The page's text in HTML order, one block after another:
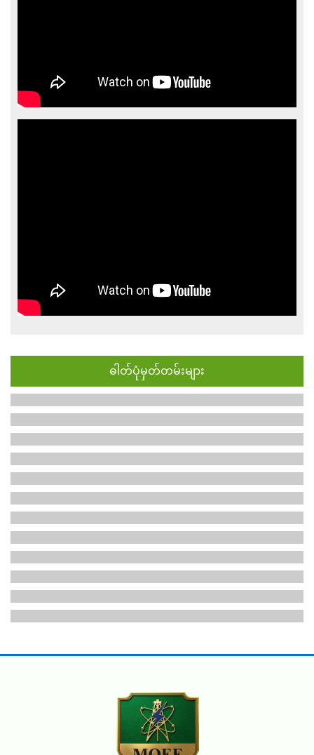
ဓါတ်ပုံမှတ်တမ်းများ